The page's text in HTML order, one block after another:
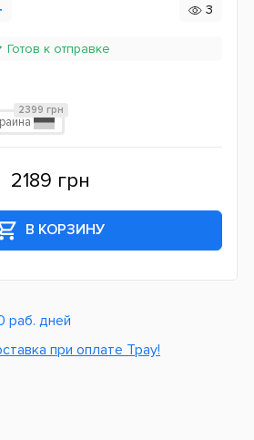
3
Готов к отправке
2399 грн
2189 грн
В КОРЗИНУ
раб. дней
при оплате Tpay!